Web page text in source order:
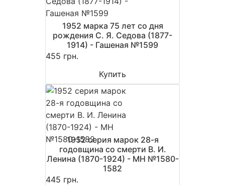
1952 марка 75 лет со дня
рождения С. Я. Седова (1877-
1914) - Гашеная №1599
455 грн.
Купить
1952 серия марок 28-я
годовщина со смерти В. И.
Ленина (1870-1924) - MH №1580-
1582
445 грн.